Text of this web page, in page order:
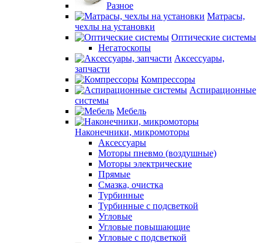
Разное
Матрасы,
чехлы на установки
Оптические системы
Негатоскопы
Аксессуары,
запчасти
Компрессоры
Аспирационные
системы
Мебель
Наконечники, микромоторы
Аксессуары
Моторы пневмо (воздушные)
Моторы электрические
Прямые
Смазка, очистка
Турбинные
Турбинные с подсветкой
Угловые
Угловые повышающие
Угловые с подсветкой